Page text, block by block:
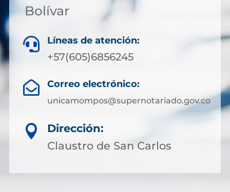
Bolívar
 Líneas de atención:
+57(605)6856245
 Correo electrónico:
unicamompos@supernotariado.gov.co

Dirección:
Claustro de San Carlos